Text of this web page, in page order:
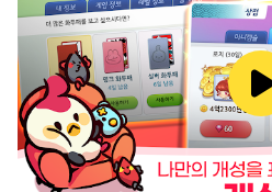
하는 것도 매우 쉬워집니다.
컴퓨터에서 맞고의신(을)를 다
과 고화질의 PC 환경에서 즐기세
화끈한 손맛! 쪼는 맛! 리얼한 맛
지금 신규 플레이 시 2000만냥